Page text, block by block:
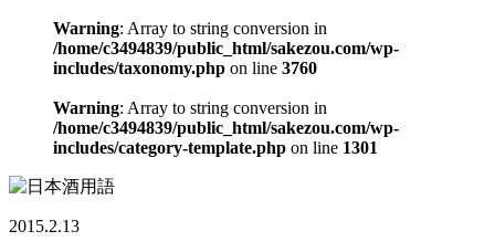
Warning: Array to string conversion in
/home/c3494839/public_html/sakezou.com/wp-
includes/taxonomy.php on line 3760
Warning: Array to string conversion in
/home/c3494839/public_html/sakezou.com/wp-
includes/category-template.php on line 1301
2015.2.13